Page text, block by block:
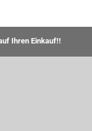
Ihren Einkauf!!